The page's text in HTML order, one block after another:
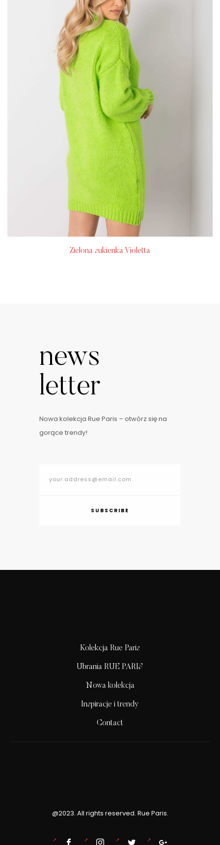
Zielona sukienka Violetta
news
letter
Nowa kolekcja Rue Paris – otwórz się na
gorące trendy!
SUBSCRIBE
Kolekcja Rue Paris
Ubrania RUE PARIS
Nowa kolekcja
Inspiracje i trendy
Contact
@2023. All rights reserved. Rue Paris.